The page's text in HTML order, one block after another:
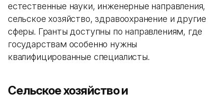
естественные науки, инженерные направления,
сельское хозяйство, здравоохранение и другие
сферы. Гранты доступны по направлениям, где
государствам особенно нужны
квалифицированные специалисты.
Сельское хозяйство и